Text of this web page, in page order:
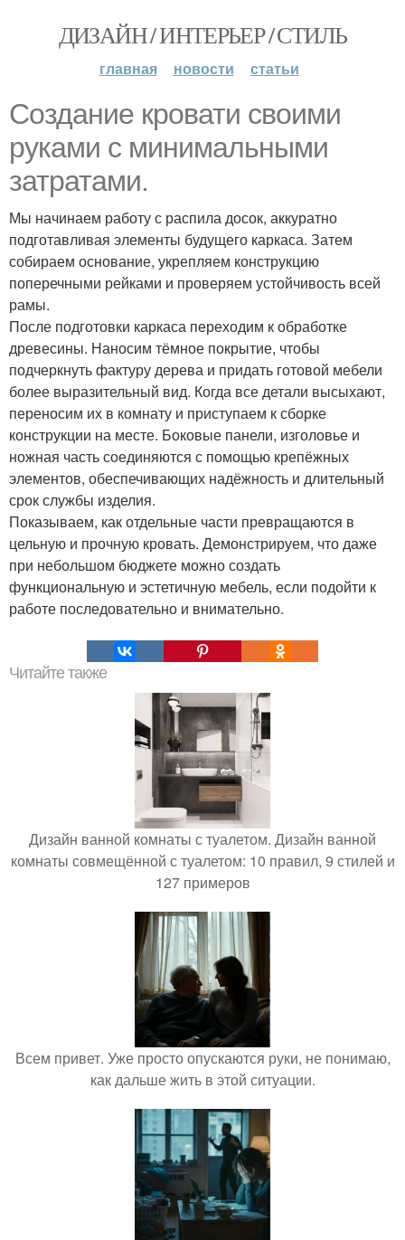
ДИЗАЙН / ИНТЕРЬЕР / СТИЛЬ
главная новости статьи
Создание кровати своими
руками с минимальными
затратами.
Мы начинаем работу с распила досок, аккуратно
подготавливая элементы будущего каркаса. Затем
собираем основание, укрепляем конструкцию
поперечными рейками и проверяем устойчивость всей
рамы.
После подготовки каркаса переходим к обработке
древесины. Наносим тёмное покрытие, чтобы
подчеркнуть фактуру дерева и придать готовой мебели
более выразительный вид. Когда все детали высыхают,
переносим их в комнату и приступаем к сборке
конструкции на месте. Боковые панели, изголовье и
ножная часть соединяются с помощью крепёжных
элементов, обеспечивающих надёжность и длительный
срок службы изделия.
Показываем, как отдельные части превращаются в
цельную и прочную кровать. Демонстрируем, что даже
при небольшом бюджете можно создать
функциональную и эстетичную мебель, если подойти к
работе последовательно и внимательно.
Читайте также
Дизайн ванной комнаты с туалетом. Дизайн ванной
комнаты совмещённой с туалетом: 10 правил, 9 стилей и
127 примеров
Всем привет. Уже просто опускаются руки, не понимаю,
как дальше жить в этой ситуации.